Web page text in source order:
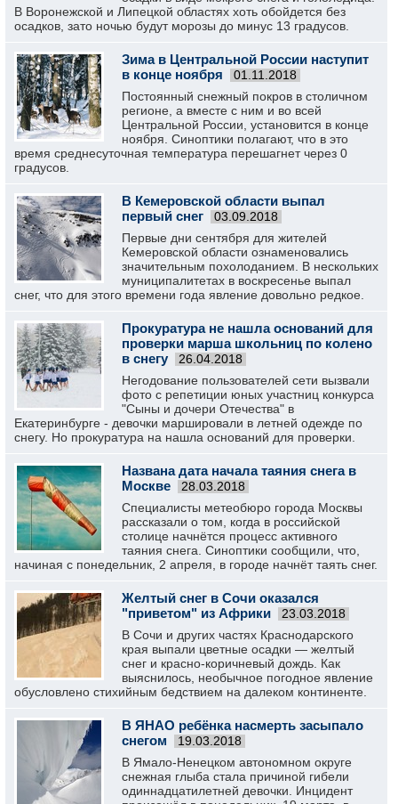
В Воронежской и Липецкой областях хоть обойдется без
осадков, зато ночью будут морозы до минус 13 градусов.
Зима в Центральной России наступит
в конце ноября
01.11.2018
Постоянный снежный покров в столичном
регионе, а вместе с ним и во всей
Центральной России, установится в конце
ноября. Синоптики полагают, что в это
время среднесуточная температура перешагнет через 0
градусов.
В Кемеровской области выпал
первый снег
03.09.2018
Первые дни сентября для жителей
Кемеровской области ознаменовались
значительным похолоданием. В нескольких
муниципалитетах в воскресенье выпал
снег, что для этого времени года явление довольно редкое.
Прокуратура не нашла оснований для
проверки марша школьниц по колено
в снегу
26.04.2018
Негодование пользователей сети вызвали
фото с репетиции юных участниц конкурса
"Сыны и дочери Отечества" в
Екатеринбурге - девочки маршировали в летней одежде по
снегу. Но прокуратура на нашла оснований для проверки.
Названа дата начала таяния снега в
Москве
28.03.2018
Специалисты метеобюро города Москвы
рассказали о том, когда в российской
столице начнётся процесс активного
таяния снега. Синоптики сообщили, что,
начиная с понедельник, 2 апреля, в городе начнёт таять снег.
Желтый снег в Сочи оказался
"приветом" из Африки
23.03.2018
В Сочи и других частях Краснодарского
края выпали цветные осадки — желтый
снег и красно-коричневый дождь. Как
выяснилось, необычное погодное явление
обусловлено стихийным бедствием на далеком континенте.
В ЯНАО ребёнка насмерть засыпало
снегом
19.03.2018
В Ямало‐Ненецком автономном округе
снежная глыба стала причиной гибели
одиннадцатилетней девочки. Инцидент